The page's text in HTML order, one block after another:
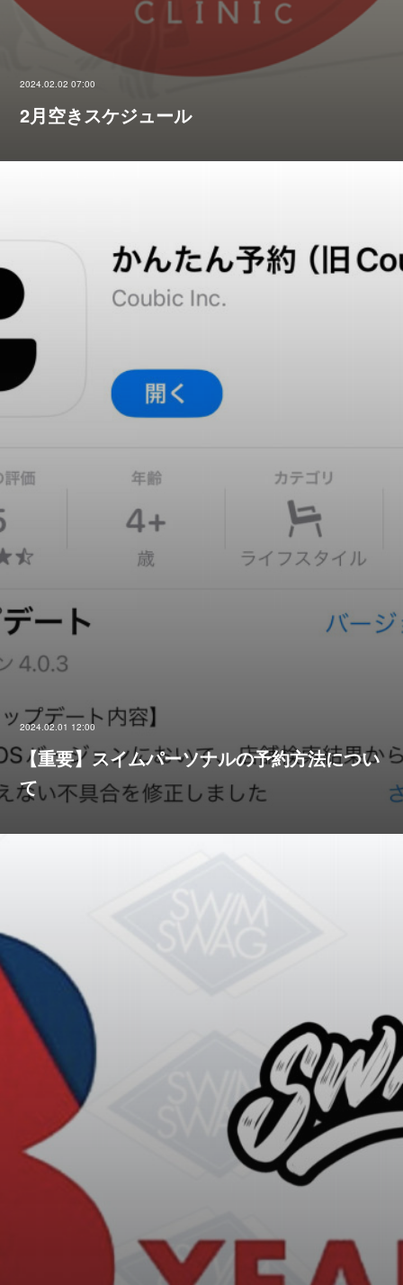
2024.02.02 07:00
2月空きスケジュール
2024.02.01 12:00
【重要】スイムパーソナルの予約方法につい
て